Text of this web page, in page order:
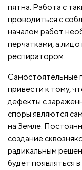
пятна. Работа с
проводиться с
началом работ
перчатками, а лицо
респиратором.
Самостоятельные
привести к тому,
дефекты с
споры являются
на Земле.
создание
радикальным
будет появляться